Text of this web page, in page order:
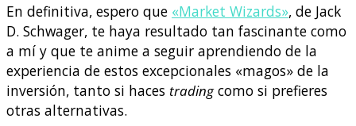
En definitiva, espero que «Market Wizards», de Jack
D. Schwager, te haya resultado tan fascinante como
a mí y que te anime a seguir aprendiendo de la
experiencia de estos excepcionales «magos» de la
inversión, tanto si haces tradingcomo si prefieres
otras alternativas.